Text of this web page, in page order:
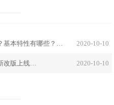
基本特性有哪些？… 2020-10-10
改版上线… 2020-10-10